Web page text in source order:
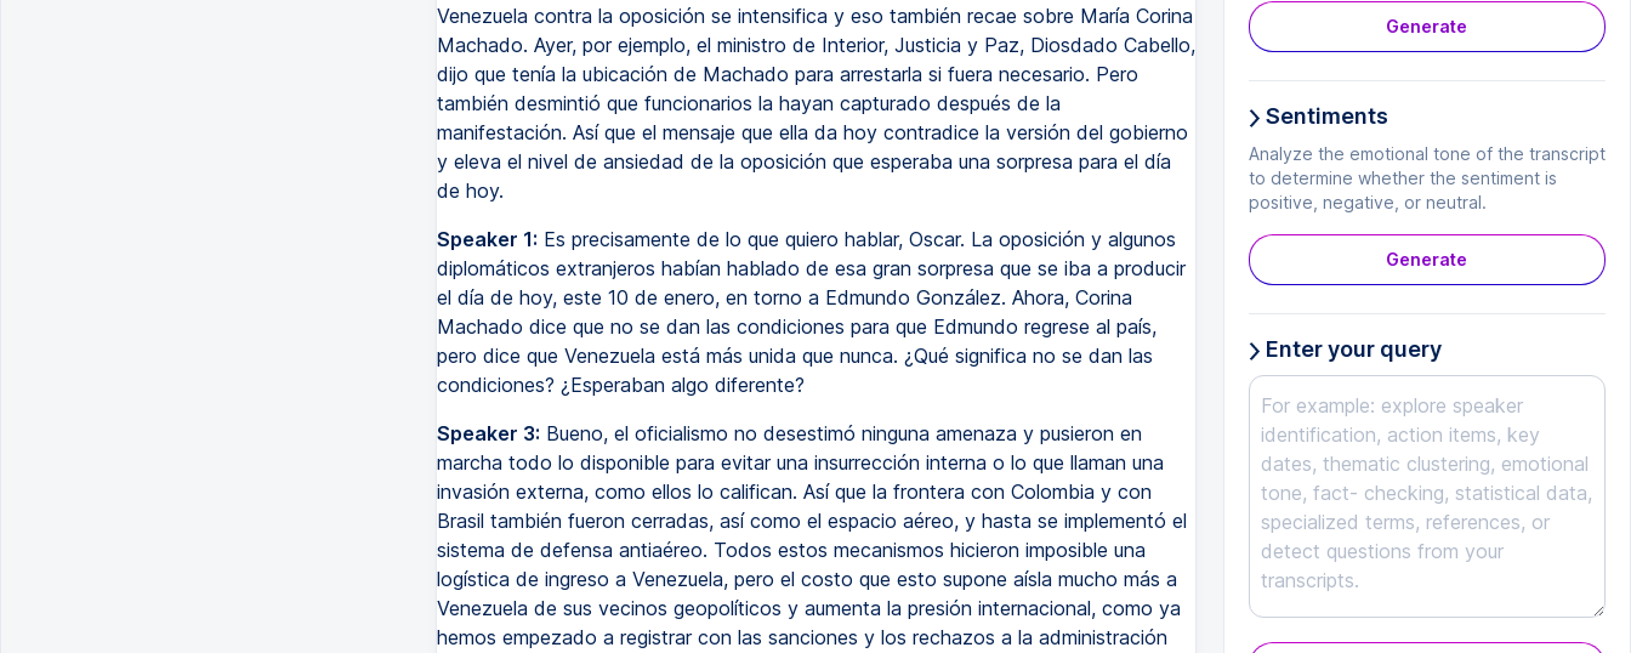
Venezuela contra la oposición se intensifica y eso también recae sobre María Corina
Machado. Ayer, por ejemplo, el ministro de Interior, Justicia y Paz, Diosdado Cabello,
dijo que tenía la ubicación de Machado para arrestarla si fuera necesario. Pero
también desmintió que funcionarios la hayan capturado después de la
manifestación. Así que el mensaje que ella da hoy contradice la versión del gobierno
y eleva el nivel de ansiedad de la oposición que esperaba una sorpresa para el día
de hoy.
Speaker 1: Es precisamente de lo que quiero hablar, Oscar. La oposición y algunos
diplomáticos extranjeros habían hablado de esa gran sorpresa que se iba a producir
el día de hoy, este 10 de enero, en torno a Edmundo González. Ahora, Corina
Machado dice que no se dan las condiciones para que Edmundo regrese al país,
pero dice que Venezuela está más unida que nunca. ¿Qué significa no se dan las
condiciones? ¿Esperaban algo diferente?
Speaker 3: Bueno, el oficialismo no desestimó ninguna amenaza y pusieron en
marcha todo lo disponible para evitar una insurrección interna o lo que llaman una
invasión externa, como ellos lo califican. Así que la frontera con Colombia y con
Brasil también fueron cerradas, así como el espacio aéreo, y hasta se implementó el
sistema de defensa antiaéreo. Todos estos mecanismos hicieron imposible una
logística de ingreso a Venezuela, pero el costo que esto supone aísla mucho más a
Venezuela de sus vecinos geopolíticos y aumenta la presión internacional, como ya
hemos empezado a registrar con las sanciones y los rechazos a la administración
Generate
Sentiments
Analyze the emotional tone of the transcript
to determine whether the sentiment is
positive, negative, or neutral.
Generate
Enter your query